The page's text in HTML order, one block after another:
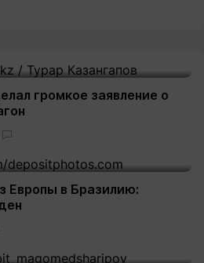
громкое заявление о
Европы в Бразилию: